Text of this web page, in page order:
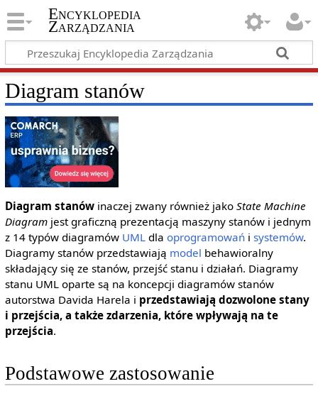
Encyklopedia
Zarządzania
Diagram stanów
Diagram stanówinaczej zwany również jako State Machine
Diagramjest graficzną prezentacją maszyny stanów i jednym
z 14 typów diagramów UMLdla oprogramowańi systemów.
Diagramy stanów przedstawiają model behawioralny
składający się ze stanów, przejść stanu i działań. Diagramy
stanu UML oparte są na koncepcji diagramów stanów
autorstwa Davida Harela i przedstawiają dozwolone stany
i przejścia, a także zdarzenia, które wpływają na te
przejścia.
Podstawowe zastosowanie